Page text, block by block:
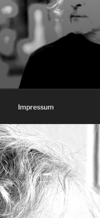
Impressum